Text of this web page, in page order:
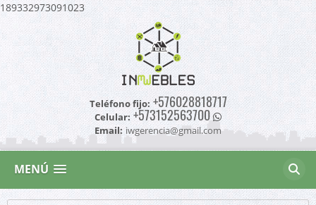
189332973091023
Teléfono fijo: +576028818717
Celular: +573152563700
Email: iwgerencia@gmail.com
MENÚ